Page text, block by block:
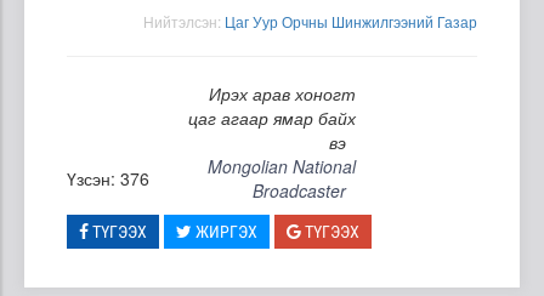
Нийтэлсэн: Цаг Уур Орчны Шинжилгээний Газар
Ирэх арав хоногт
цаг агаар ямар байх
вэ
Үзсэн: 376
Mongolian National
Broadcaster
ТҮГЭЭХ ЖИРГЭХ ТҮГЭЭХ